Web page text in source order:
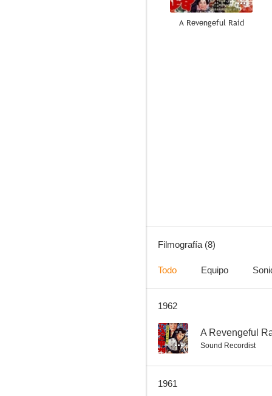
A Revengeful Raid
Temple of Revenge
Filmografía (8)
Todo Equipo
1962
-- A Revengeful
Sound Recordist
1961